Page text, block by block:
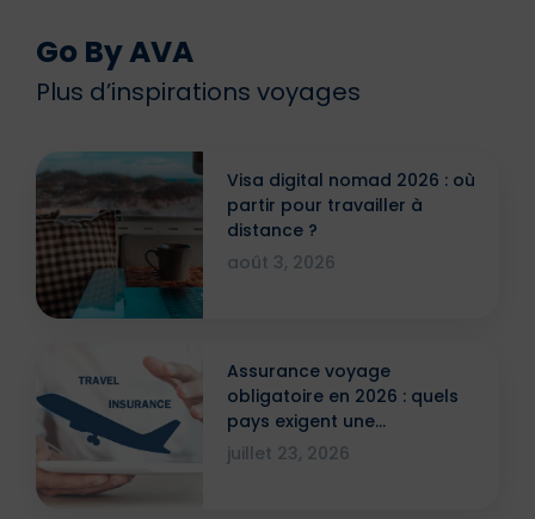
Go By AVA
Plus d’inspirations voyages
Visa digital nomad 2026 : où
partir pour travailler à
distance ?
août 3, 2026
Assurance voyage
obligatoire en 2026 : quels
pays exigent une
attestation ?
juillet 23, 2026